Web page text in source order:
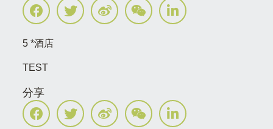
5 *酒店
TEST
分享